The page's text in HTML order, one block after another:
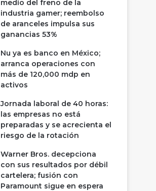
medio del freno de la
industria gamer; reembolso
de aranceles impulsa sus
ganancias 53%
Nu ya es banco en México;
arranca operaciones con
más de 120,000 mdp en
activos
Jornada laboral de 40 horas:
las empresas no está
preparadas y se acrecienta el
riesgo de la rotación
Warner Bros. decepciona
con sus resultados por débil
cartelera; fusión con
Paramount sigue en espera